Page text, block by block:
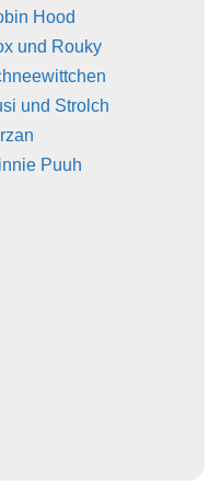
Hood
und Rouky
und Strolch
Puuh